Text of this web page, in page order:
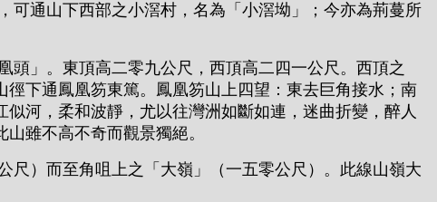
通山下西部之小滘村，名為「小滘坳」；今亦為荊蔓所
」。東頂高二零九公尺，西頂高二四一公尺。西頂之
下通鳳凰笏東篤。鳳凰笏山上四望：東去巨角接水；南
河，柔和波靜，尤以往灣洲如斷如連，迷曲折變，醉人
雖不高不奇而觀景獨絕。
）而至角咀上之「大嶺」（一五零公尺）。此線山嶺大